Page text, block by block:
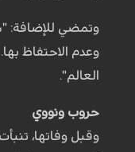
وتمضي للإضافة:
وعدم الاحتفاظ
العالم".
حروب ونووي
وقبل وفاتها،